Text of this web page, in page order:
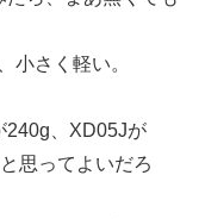
小さく軽い。
240g、XD05Jが
思ってよいだろ